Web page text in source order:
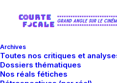
Archives
Toutes nos critiques et
Dossiers thématiques
Nos réals fétiches